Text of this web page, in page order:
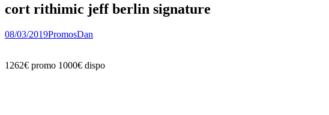
cort rithimic jeff berlin signature
08/03/2019PromosDan
1262€ promo 1000€ dispo